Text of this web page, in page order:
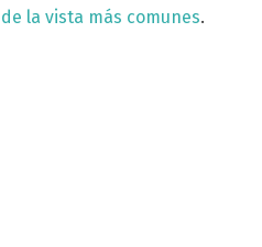
la vista más comunes.